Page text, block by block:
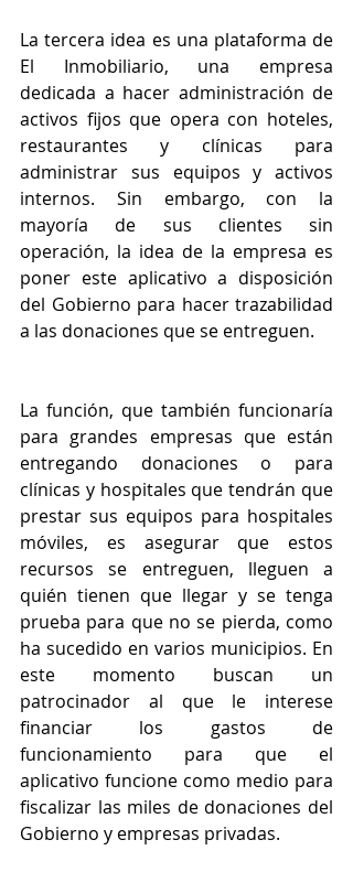
La tercera idea es una plataforma de
El Inmobiliario, una empresa
dedicada a hacer administración de
activos fijos que opera con hoteles,
restaurantes y clínicas para
administrar sus equipos y activos
internos. Sin embargo, con la
mayoría de sus clientes sin
operación, la idea de la empresa es
poner este aplicativo a disposición
del Gobierno para hacer trazabilidad
a las donaciones que se entreguen.
La función, que también funcionaría
para grandes empresas que están
entregando donaciones o para
clínicas y hospitales que tendrán que
prestar sus equipos para hospitales
móviles, es asegurar que estos
recursos se entreguen, lleguen a
quién tienen que llegar y se tenga
prueba para que no se pierda, como
ha sucedido en varios municipios. En
este momento buscan un
patrocinador al que le interese
financiar los gastos de
funcionamiento para que el
aplicativo funcione como medio para
fiscalizar las miles de donaciones del
Gobierno y empresas privadas.